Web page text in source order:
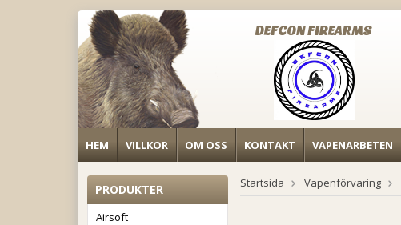
DEFCON FIREARMS
HEM VILLKOR OM OSS KONTAKT VAPENARBETEN
PRODUKTER
Airsoft
Startsida Vapenförvaring